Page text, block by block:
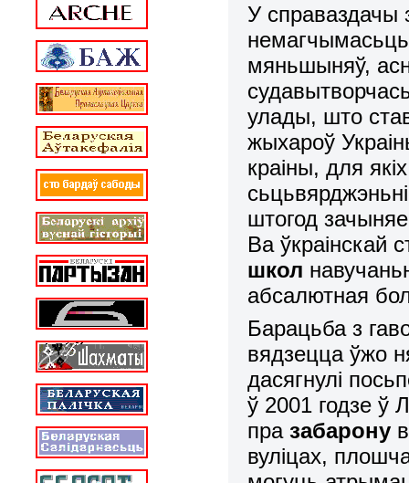
У
мяньшыняў,
улады, што
жыхароў
краіны, для
штогод
Ва ўкраінскай
школ
абсалютная
Барацьба з
вядзецца ўжо
дасягнулі
ў 2001 годзе ў
празабарону
вуліцах,